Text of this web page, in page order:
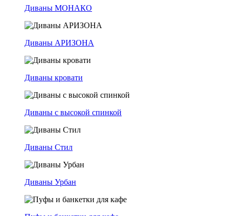
Диваны МОНАКО
Диваны АРИЗОНА
Диваны кровати
Диваны с высокой спинкой
Диваны Стил
Диваны Урбан